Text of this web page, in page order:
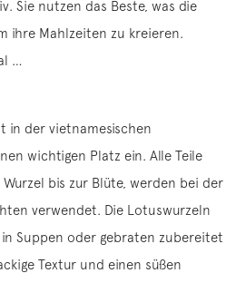
Sie nutzen das Beste, was die
ihre Mahlzeiten zu kreieren.
…
in der vietnamesischen
wichtigen Platz ein. Alle Teile
bis zur Blüte, werden bei der
verwendet. Die Lotuswurzeln
Suppen oder gebraten zubereitet
Textur und einen süßen